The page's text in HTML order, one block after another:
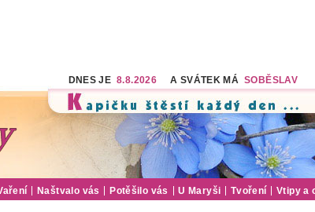
DNES JE 8.8.2026 A SVÁTEK MÁ SOBĚSLAV
Naštvalo vás Potěšilo vás U Maryši Tvoření Vtipy a